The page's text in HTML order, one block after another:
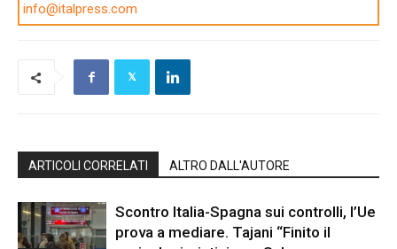
info@italpress.com
ARTICOLI CORRELATI ALTRO DALL'AUTORE
Scontro Italia-Spagna sui controlli, l’Ue
prova a mediare. Tajani “Finito il